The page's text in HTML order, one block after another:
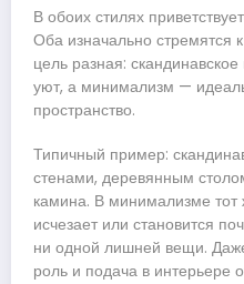
В обоих стилях
Оба изначально стремятся
цель разная:
уют, а минимализм —
пространство.
Типичный пример:
стенами, деревянным
камина. В минимализме тот
исчезает или становится
ни одной лишней вещи.
роль и подача в интерьере